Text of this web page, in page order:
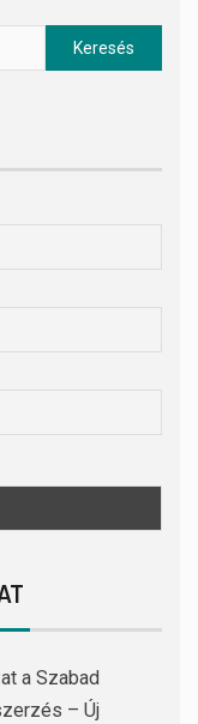
a Szabad
– Új